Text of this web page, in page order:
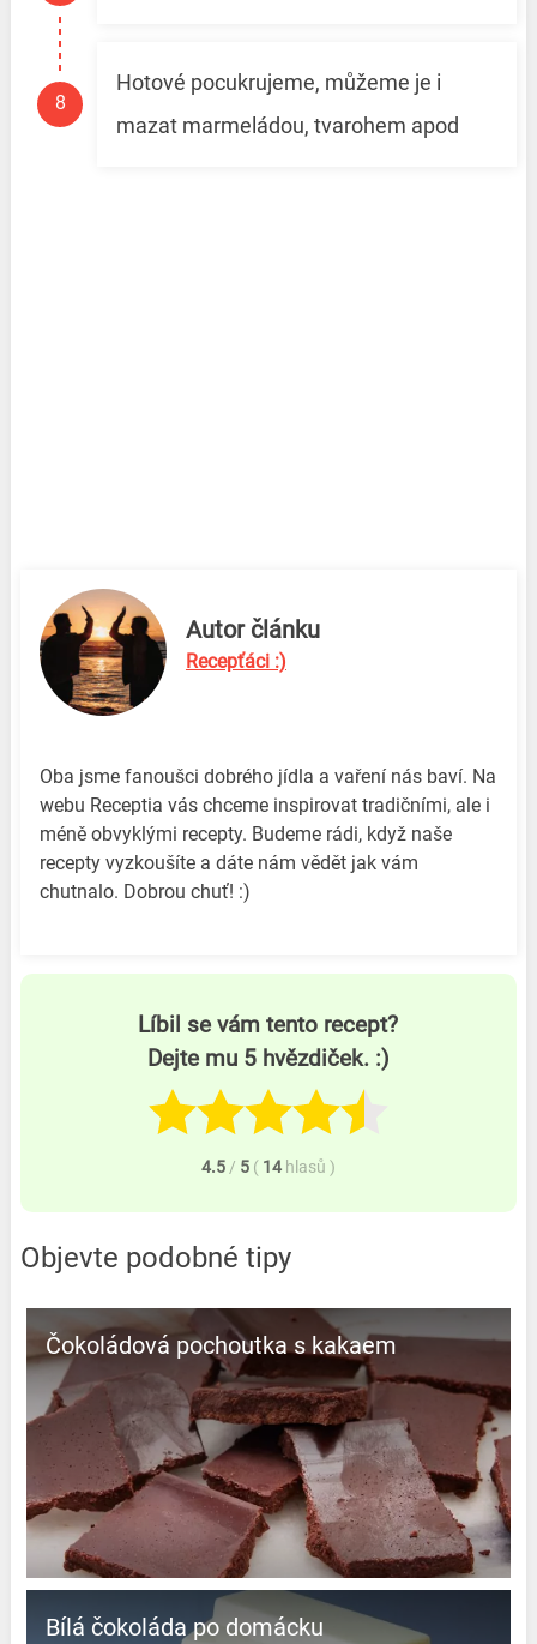
Hotové pocukrujeme, můžeme je i
mazat marmeládou, tvarohem apod
Autor článku
Recepťáci :)
Oba jsme fanoušci dobrého jídla a vaření nás baví. Na
webu Receptia vás chceme inspirovat tradičními, ale i
méně obvyklými recepty. Budeme rádi, když naše
recepty vyzkoušíte a dáte nám vědět jak vám
chutnalo. Dobrou chuť! :)
Líbil se vám tento recept?
Dejte mu 5 hvězdiček. :)
4.5 / 5 ( 14 hlasů )
Objevte podobné tipy
Čokoládová pochoutka s kakaem
Bílá čokoláda po domácku